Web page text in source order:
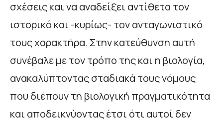
σχέσεις και να αναδείξει αντίθετα τον
ιστορικό και -κυρίως- τον ανταγωνιστικό
τους χαρακτήρα. Στην κατεύθυνση αυτή
συνέβαλε με τον τρόπο της και η βιολογία,
ανακαλύπτοντας σταδιακά τους νόμους
που διέπουν τη βιολογική πραγματικότητα
και αποδεικνύοντας έτσι ότι αυτοί δεν